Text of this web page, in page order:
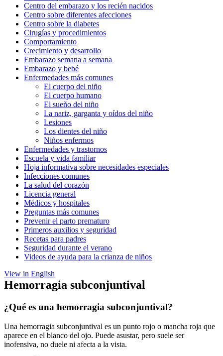
Centro del embarazo y los recién nacidos
Centro sobre diferentes afecciones
Centro sobre la diabetes
Cirugías y procedimientos
Comportamiento
Crecimiento y desarrollo
Embarazo semana a semana
Embarazo y bebé
Enfermedades más comunes
El cuerpo del niño
El cuerpo humano
El sueño del niño
La nariz, garganta y oídos del niño
Lesiones
Los dientes del niño
Niños enfermos
Enfermedades y trastornos
Escuela y vida familiar
Hoja informativa sobre necesidades especiales
Infecciones comunes
La salud del corazón
Licencia general
Médicos y hospitales
Preguntas más comunes
Prevenir el parto prematuro
Primeros auxilios y seguridad
Recetas para padres
Seguridad durante el verano
Videos de ayuda para la crianza de niños
View in English
Hemorragia subconjuntival
¿Qué es una hemorragia subconjuntival?
Una hemorragia subconjuntival es un punto rojo o mancha roja que
aparece en el blanco del ojo. Puede asustar, pero suele ser
inofensiva, no duele ni afecta a la vista.